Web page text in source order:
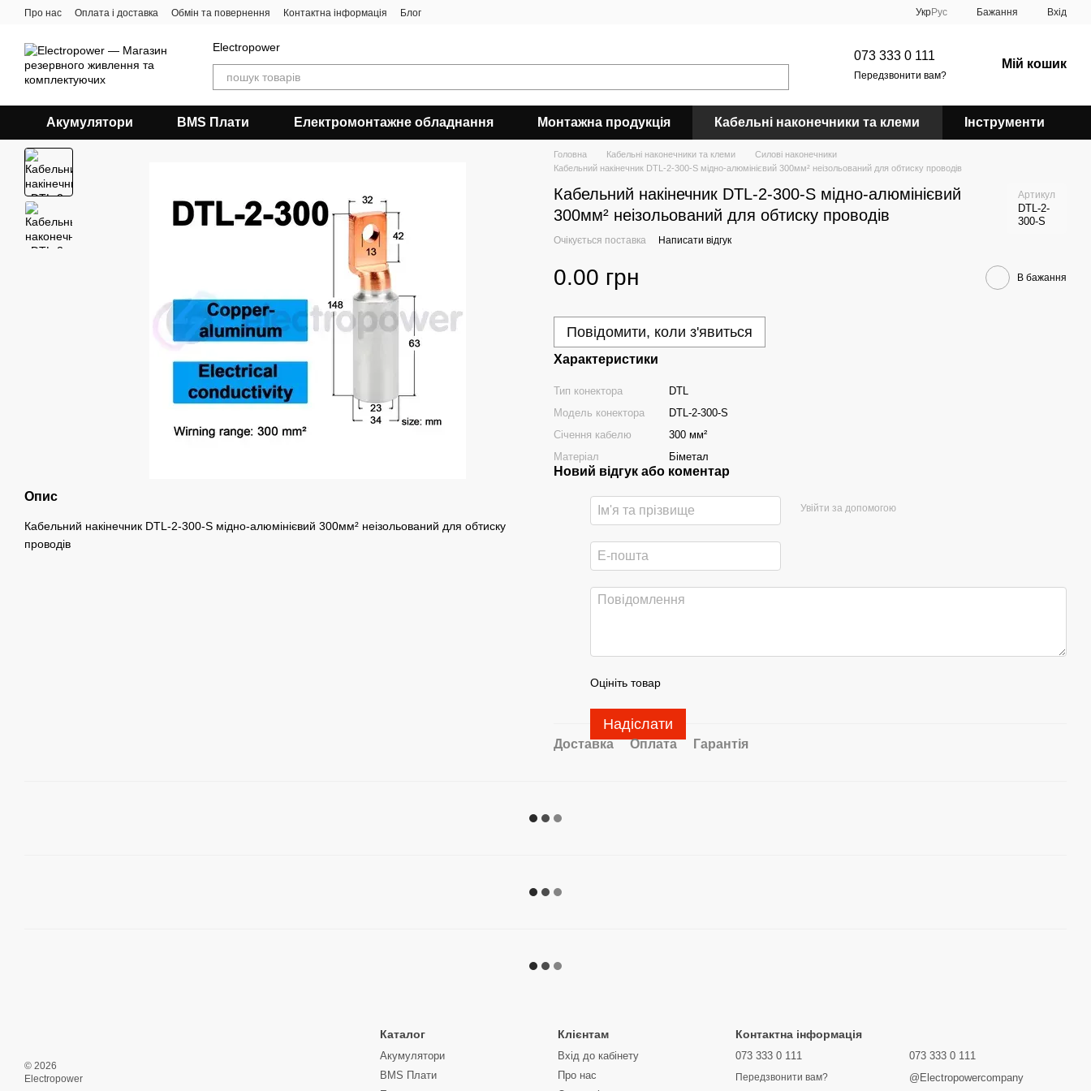
Перейти до основного контенту
Про нас Оплата і доставка Обмін та повернення Контактна інформація Блог УкрРус Бажання Вхід
Electropower
073 333 0 111
Передзвонити вам?
Мій кошик
Акумулятори BMS Плати Електромонтажне обладнання Монтажна продукція Кабельні наконечники та клеми Інструменти
Опис
Кабельний накінечник DTL-2-300-S мідно-алюмінієвий 300мм² неізольований для обтиску
проводів
Головна Кабельні наконечники та клеми
Силові наконечники
Кабельний накінечник DTL-2-300-S мідно-алюмінієвий 300мм² неізольований для обтиску проводів
Кабельний накінечник DTL-2-300-S мідно-алюмінієвий
300мм² неізольований для обтиску проводів
Артикул
DTL-2-
300-S
Очікується поставка Написати відгук
0.00 грн В бажання
Повідомити, коли з'явиться
Характеристики
Тип конектора
DTL
Модель конектора
DTL-2-300-S
Січення кабелю
300 мм²
Матеріал
Біметал
Новий відгук або коментар
Увійти за допомогою
Оцініть товар
Надіслати
Доставка Оплата Гарантія
© 2026
Electropower
Каталог
Акумулятори
BMS Плати
Клієнтам
Вхід до кабінету
Про нас
Контактна інформація
073 333 0 111
Передзвонити вам?
073 333 0 111
@Electropowercompany